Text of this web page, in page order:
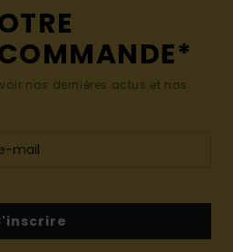
nos dernières actus et nos